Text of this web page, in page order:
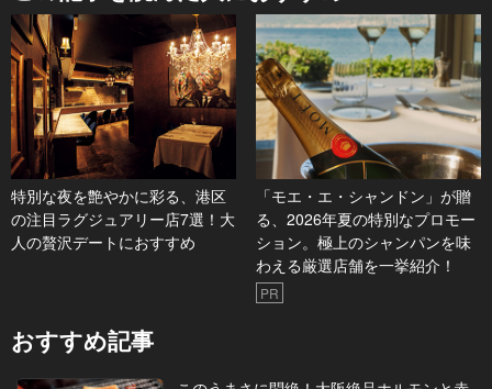
特別な夜を艶やかに彩る、港区
の注目ラグジュアリー店7選！大
人の贅沢デートにおすすめ
「モエ・エ・シャンドン」が贈
る、2026年夏の特別なプロモー
ション。極上のシャンパンを味
わえる厳選店舗を一挙紹介！
PR
おすすめ記事